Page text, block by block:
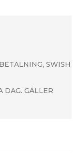
SWISH
DAG. GÄLLER